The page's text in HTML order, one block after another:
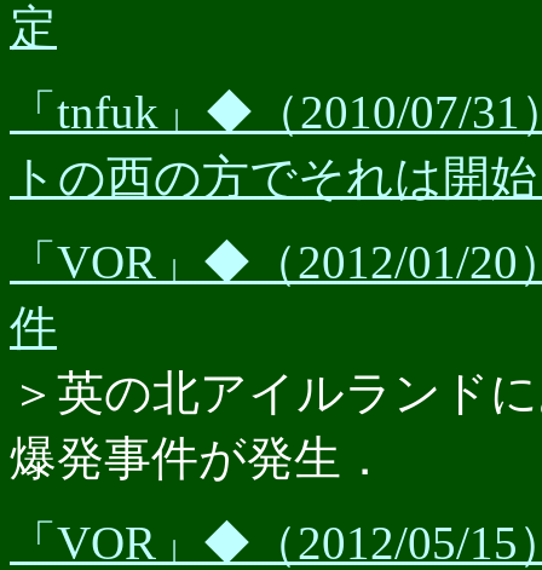
定
「tnfuk」◆（2010/07/
トの西の方でそれは開
「VOR」◆（2012/01/
件
＞英の北アイルランド
爆発事件が発生．
「VOR」◆（2012/05/